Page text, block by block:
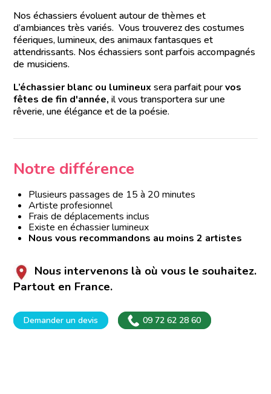
Nos échassiers évoluent autour de thèmes et
d’ambiances très variés. Vous trouverez des costumes
féeriques, lumineux, des animaux fantasques et
attendrissants. Nos échassiers sont parfois accompagnés
de musiciens.
L’échassier blanc ou lumineux sera parfait pourvos
fêtes de fin d'année,il vous transportera sur une
rêverie, une élégance et de la poésie.
Notre différence
Plusieurs passages de 15 à 20 minutes
Artiste profesionnel
Frais de déplacements inclus
Existe en échassier lumineux
Nous vous recommandons au moins 2 artistes
Nous intervenons là où vous le souhaitez.
Partout en France.
Demander un devis 09 72 62 28 60